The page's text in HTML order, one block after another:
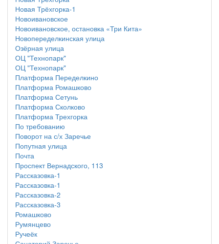
Новая Трёхгорка-1
Новоивановское
Новоивановское, остановка «Три Кита»
Новопеределкинская улица
Озёрная улица
ОЦ "Технопарк"
ОЦ "Технопарк"
Платформа Переделкино
Платформа Ромашково
Платформа Сетунь
Платформа Сколково
Платформа Трехгорка
По требованию
Поворот на с/х Заречье
Попутная улица
Почта
Проспект Вернадского, 113
Рассказовка-1
Рассказовка-1
Рассказовка-2
Рассказовка-3
Ромашково
Румянцево
Ручеёк